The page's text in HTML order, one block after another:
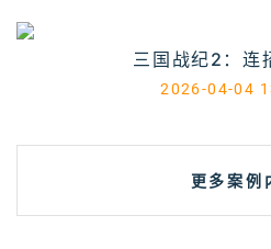
三国战纪2：连
2026-04-04
更多案例